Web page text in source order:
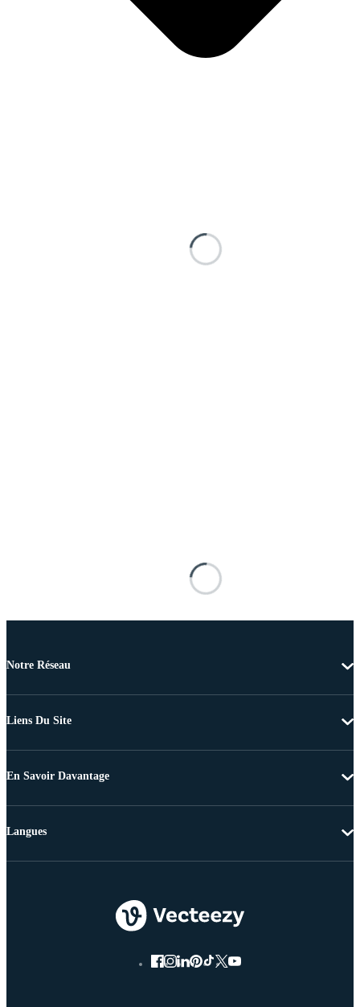
Notre Réseau
Liens Du Site
En Savoir Davantage
Langues